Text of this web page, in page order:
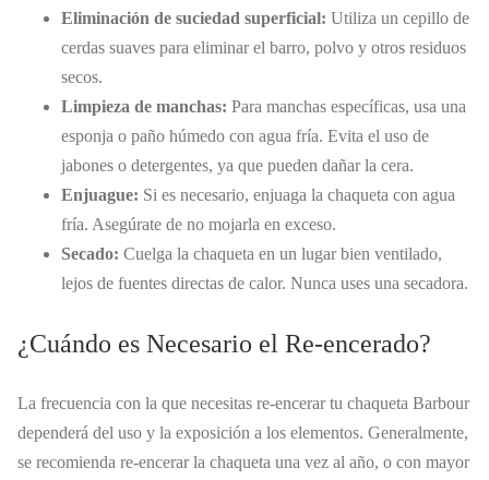
Eliminación de suciedad superficial: Utiliza un cepillo de
cerdas suaves para eliminar el barro, polvo y otros residuos
secos.
Limpieza de manchas: Para manchas específicas, usa una
esponja o paño húmedo con agua fría. Evita el uso de
jabones o detergentes, ya que pueden dañar la cera.
Enjuague: Si es necesario, enjuaga la chaqueta con agua
fría. Asegúrate de no mojarla en exceso.
Secado: Cuelga la chaqueta en un lugar bien ventilado,
lejos de fuentes directas de calor. Nunca uses una secadora.
¿Cuándo es Necesario el Re-encerado?
La frecuencia con la que necesitas re-encerar tu chaqueta Barbour
dependerá del uso y la exposición a los elementos. Generalmente,
se recomienda re-encerar la chaqueta una vez al año, o con mayor